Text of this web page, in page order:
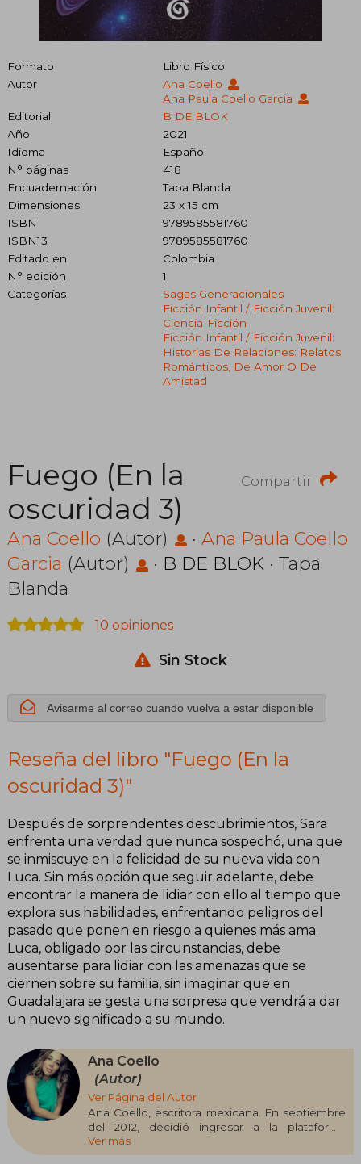
Formato
Libro Físico
Autor
Ana Coello
Ana Paula Coello Garcia
Editorial
B DE BLOK
Año
2021
Idioma
Español
N° páginas
418
Encuadernación
Tapa Blanda
Dimensiones
23 x 15 cm
ISBN
9789585581760
ISBN13
9789585581760
Editado en
Colombia
N° edición
1
Categorías
Sagas Generacionales
Ficción Infantil / Ficción Juvenil:
Ciencia-Ficción
Ficción Infantil / Ficción Juvenil:
Historias De Relaciones: Relatos
Románticos, De Amor O De
Amistad
Compartir
Fuego (En la
oscuridad 3)
Ana Coello (Autor) · Ana Paula Coello
Garcia (Autor) · B DE BLOK · Tapa
Blanda
10 opiniones
Sin Stock
Avisarme al correo cuando vuelva a estar disponible
Reseña del libro "Fuego (En la
oscuridad 3)"
Después de sorprendentes descubrimientos, Sara
enfrenta una verdad que nunca sospechó, una que
se inmiscuye en la felicidad de su nueva vida con
Luca. Sin más opción que seguir adelante, debe
encontrar la manera de lidiar con ello al tiempo que
explora sus habilidades, enfrentando peligros del
pasado que ponen en riesgo a quienes más ama.
Luca, obligado por las circunstancias, debe
ausentarse para lidiar con las amenazas que se
ciernen sobre su familia, sin imaginar que en
Guadalajara se gesta una sorpresa que vendrá a dar
un nuevo significado a su mundo.
Ana Coello
(Autor)
Ver Página del Autor
Ana Coello, escritora mexicana. En septiembre
del 2012, decidió ingresar a la plataforma
mundialmente conocida para escritores
emergentes, Wattpad, con una historia que
Ver más